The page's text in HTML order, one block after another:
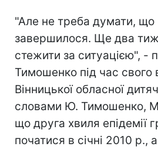
"Але не треба думати, що
завершилося. Ще два
стежити за ситуацією", -
Тимошенко під час свого
Вінницької обласної
словами Ю. Тимошенко,
що друга хвиля епідемії
початися в січні 2010 р.,